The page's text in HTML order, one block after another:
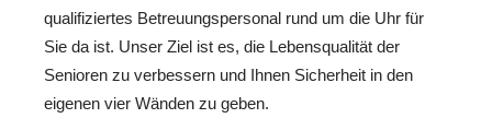
qualifiziertes Betreuungspersonal rund um die Uhr für
Sie da ist. Unser Ziel ist es, die Lebensqualität der
Senioren zu verbessern und Ihnen Sicherheit in den
eigenen vier Wänden zu geben.